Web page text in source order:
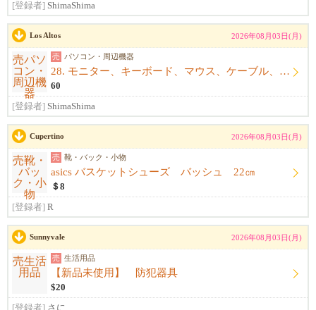
[登録者] ShimaShima
Los Altos 2026年08月03日(月)
売 パソコン・周辺機器
28. モニター、キーボード、マウス、ケーブル、アームレスト一式
60
[登録者] ShimaShima
Cupertino 2026年08月03日(月)
売 靴・バック・小物
asics バスケットシューズ バッシュ 22㎝
＄8
[登録者] R
Sunnyvale 2026年08月03日(月)
売 生活用品
【新品未使用】 防犯器具
$20
[登録者] さに